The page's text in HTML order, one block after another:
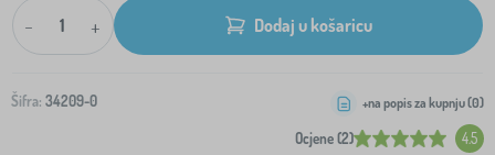
- + Dodaj u košaricu
Šifra: 34209-0
Ocjene (2) 4.5
+na popis za kupnju (0)